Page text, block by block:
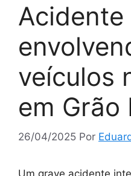
Acidente
veículos
em Grão
26/04/2025 Por
Um grave acidente